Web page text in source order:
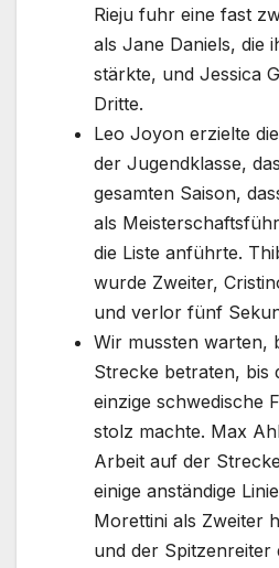
Rieju fuhr eine fast
als Jane Daniels, die
stärkte, und Jessica
Dritte.
Leo Joyon erzielte
der Jugendklasse,
gesamten Saison,
als
die Liste anführte.
wurde Zweiter,
und verlor fünf
Wir mussten warten,
Strecke betraten, bis
einzige schwedische
stolz machte. Max
Arbeit auf der
einige anständige
Morettini als Zweiter
und der Spitzenreiter